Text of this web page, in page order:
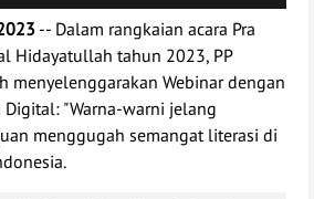
-- Dalam rangkaian acara Pra
Hidayatullah tahun 2023, PP
menyelenggarakan Webinar dengan
"Warna-warni jelang
menggugah semangat literasi di